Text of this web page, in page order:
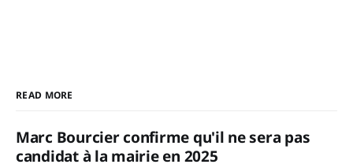
READ MORE
Marc Bourcier confirme qu'il ne sera pas
candidat à la mairie en 2025